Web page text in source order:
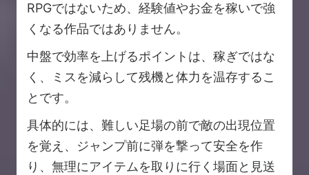
RPGではないため、経験値やお金を稼いで強
くなる作品ではありません。
中盤で効率を上げるポイントは、稼ぎではな
く、ミスを減らして残機と体力を温存するこ
とです。
具体的には、難しい足場の前で敵の出現位置
を覚え、ジャンプ前に弾を撃って安全を作
り、無理にアイテムを取りに行く場面と見送